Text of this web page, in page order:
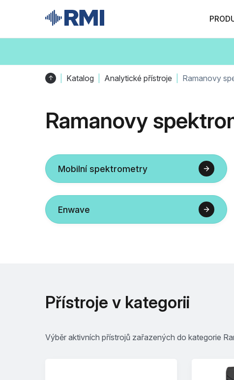
↑ Katalog Analytické přístroje Ramanovy
Ramanovy
Mobilní spektrometry
Enwave
Přístroje v kategorii
Výběr aktivních přístrojů zařazených do kategorie